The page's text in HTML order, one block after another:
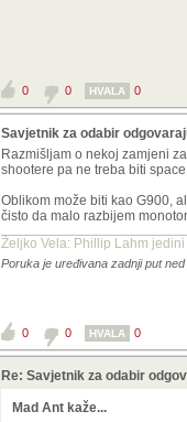
0 0 HVALA 0
Savjetnik za odabir
Razmišljam o nekoj zamjeni
shootere pa ne treba biti
Oblikom može biti kao G900,
čisto da malo razbijem
Željko Vela: Phillip Lahm
Poruka je uređivana zadnji put
0 0 HVALA 0
Re: Savjetnik za odabir
Mad Ant kaže...